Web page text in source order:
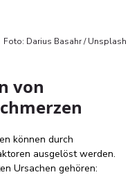
Foto: Darius Basahr / Unsplash
von
können durch
ausgelöst werden.
Ursachen gehören: